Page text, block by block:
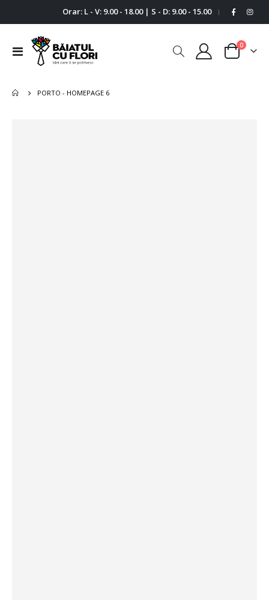
Orar: L - V: 9.00 - 18.00 | S - D: 9.00 - 15.00 |
Comutare
Cart
0
PORTO - HOMEPAGE 6